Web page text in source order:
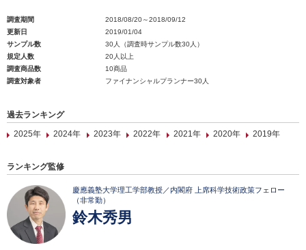
調査期間
2018/08/20～2018/09/12
更新日
2019/01/04
サンプル数
30人（調査時サンプル数30人）
規定人数
20人以上
調査商品数
10商品
調査対象者
ファイナンシャルプランナー30人
過去ランキング
2025年
2024年 2023年 2022年 2021年 2020年 2019年
ランキング監修
慶應義塾大学理工学部教授／内閣府 上席科学技術政策フェロー
（非常勤）
鈴木秀男